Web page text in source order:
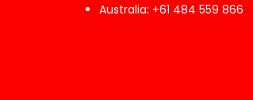
Australia: +61 484 559 866